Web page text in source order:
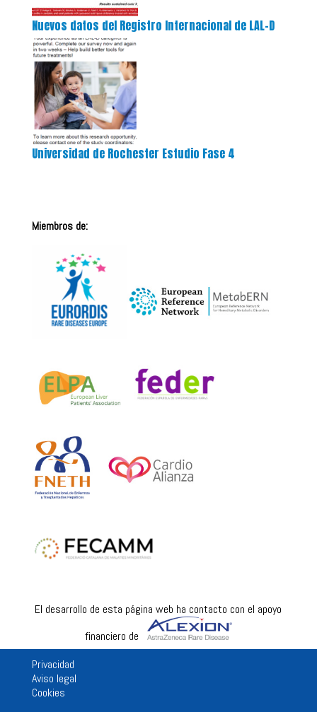
Nuevos datos del Registro Internacional de LAL-D
Universidad de Rochester Estudio Fase 4
Miembros de:
El desarrollo de esta página web ha contacto con el apoyo
financiero de
Privacidad
Aviso legal
Cookies